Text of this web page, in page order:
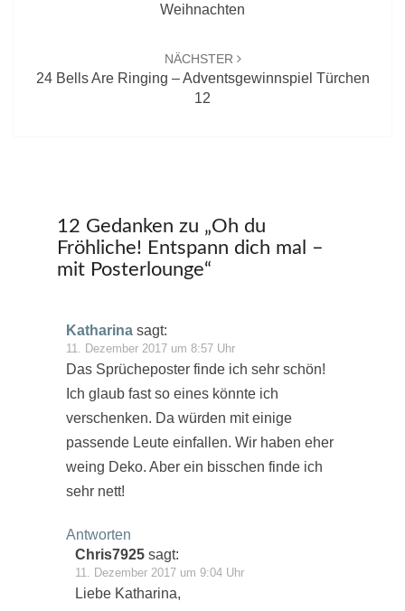
Weihnachten
NÄCHSTER
24 Bells Are Ringing – Adventsgewinnspiel Türchen
12
12 Gedanken zu „Oh du
Fröhliche! Entspann dich mal –
mit Posterlounge“
Katharina sagt:
11. Dezember 2017 um 8:57 Uhr
Das Sprücheposter finde ich sehr schön!
Ich glaub fast so eines könnte ich
verschenken. Da würden mit einige
passende Leute einfallen. Wir haben eher
weing Deko. Aber ein bisschen finde ich
sehr nett!
Antworten
Chris7925 sagt:
11. Dezember 2017 um 9:04 Uhr
Liebe Katharina,